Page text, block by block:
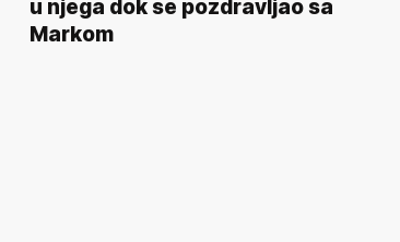
u njega dok se pozdravljao sa
Markom